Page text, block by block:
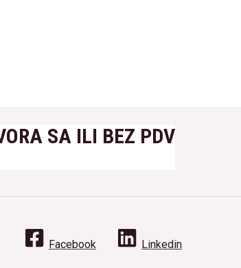
SA ILI BEZ PDV
Facebook Linkedin